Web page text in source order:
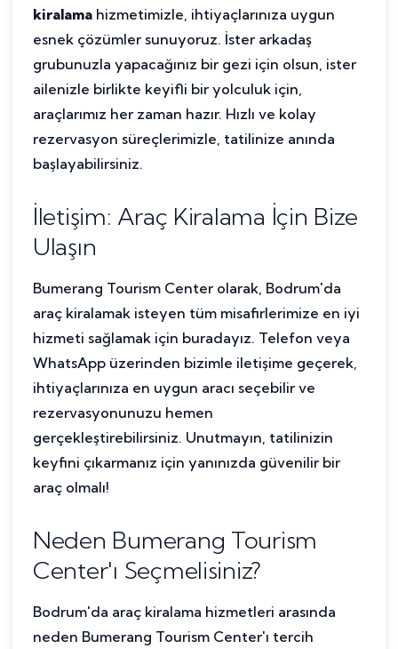
kiralama hizmetimizle, ihtiyaçlarınıza uygun
esnek çözümler sunuyoruz. İster arkadaş
grubunuzla yapacağınız bir gezi için olsun, ister
ailenizle birlikte keyifli bir yolculuk için,
araçlarımız her zaman hazır. Hızlı ve kolay
rezervasyon süreçlerimizle, tatilinize anında
başlayabilirsiniz.
İletişim: Araç Kiralama İçin Bize
Ulaşın
Bumerang Tourism Center olarak, Bodrum'da
araç kiralamak isteyen tüm misafirlerimize en iyi
hizmeti sağlamak için buradayız. Telefon veya
WhatsApp üzerinden bizimle iletişime geçerek,
ihtiyaçlarınıza en uygun aracı seçebilir ve
rezervasyonunuzu hemen
gerçekleştirebilirsiniz. Unutmayın, tatilinizin
keyfini çıkarmanız için yanınızda güvenilir bir
araç olmalı!
Neden Bumerang Tourism
Center'ı Seçmelisiniz?
Bodrum'da araç kiralama hizmetleri arasında
neden Bumerang Tourism Center'ı tercih